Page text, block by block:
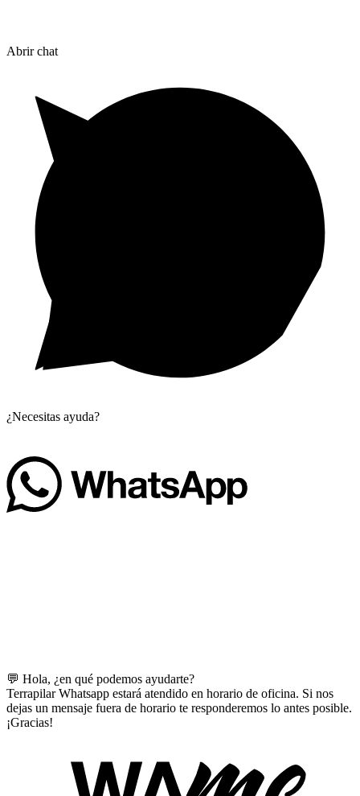
Abrir chat
¿Necesitas ayuda?
💬 Hola, ¿en qué podemos ayudarte?
Terrapilar Whatsapp estará atendido en horario de oficina. Si nos
dejas un mensaje fuera de horario te responderemos lo antes posible.
¡Gracias!